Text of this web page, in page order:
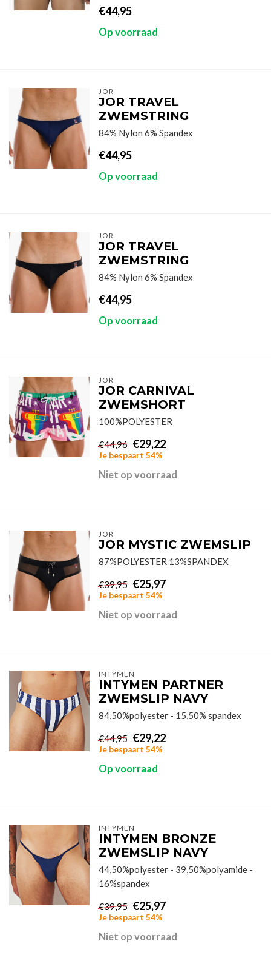
€44,95
Op voorraad
JOR
JOR TRAVEL
ZWEMSTRING
84% Nylon 6% Spandex
€44,95
Op voorraad
JOR
JOR TRAVEL
ZWEMSTRING
84% Nylon 6% Spandex
€44,95
Op voorraad
JOR
JOR CARNIVAL
ZWEMSHORT
100%POLYESTER
€44,96 €29,22
Je bespaart 54%
Niet op voorraad
JOR
JOR MYSTIC ZWEMSLIP
87%POLYESTER 13%SPANDEX
€39,95 €25,97
Je bespaart 54%
Niet op voorraad
INTYMEN
INTYMEN PARTNER
ZWEMSLIP NAVY
84,50%polyester - 15,50% spandex
€44,95 €29,22
Je bespaart 54%
Op voorraad
INTYMEN
INTYMEN BRONZE
ZWEMSLIP NAVY
44,50%polyester - 39,50%polyamide -
16%spandex
€39,95 €25,97
Je bespaart 54%
Niet op voorraad